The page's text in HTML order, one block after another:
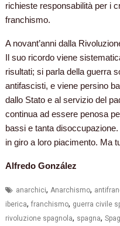
richieste responsabilità per i
franchismo.
A novant’anni dalla
Il suo ricordo viene
risultati; si parla della guerra
antifascisti, e viene persino
dallo Stato e al servizio del
continua ad essere penosa
bassi e tanta
in giro a loro piacimento. Ma
Alfredo González
anarchici,Anarchismo,
iberica,franchismo, guerra civile
rivoluzione spagnola, spagna,